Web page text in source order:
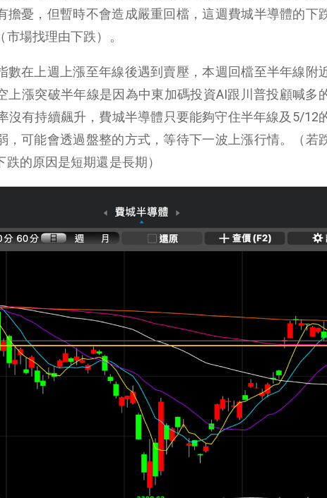
擔憂，但暫時不會造成嚴重回檔，這週費城半導體的下
場找理由下跌）。
數在上週上漲至年線後遇到賣壓，本週回檔至半年線附
上漲突破半年線是因為中東加碼投資AI跟川普投顧喊多
沒有持續飆升，費城半導體只要能夠守住半年線及5/12
，可能會透過盤整的方式，等待下一波上漲行情。（若
的原因是短期還是長期）